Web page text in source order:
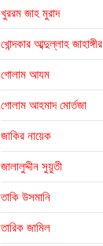
খুররম জাহ মুরাদ
খোন্দকার আব্দুল্লাহ জাহাঙ্গীর
গোলাম আযম
গোলাম আহমাদ মোর্তজা
জাকির নায়েক
জালালুদ্দীন সুয়ুতী
তাকি উসমানি
তারিক জামিল